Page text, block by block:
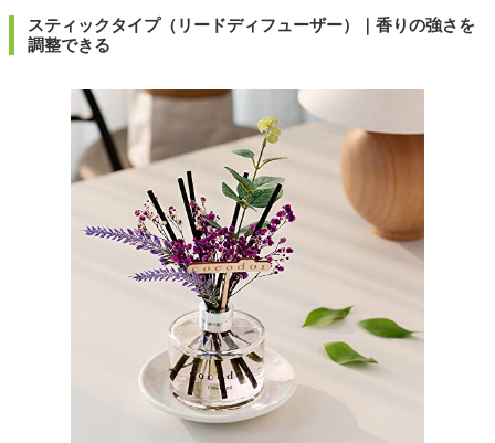
スティックタイプ（リードディフューザー）｜香りの強さを
調整できる